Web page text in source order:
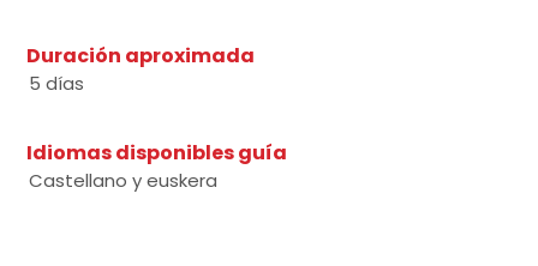
Duración aproximada
5 días
Idiomas disponibles guía
Castellano y euskera